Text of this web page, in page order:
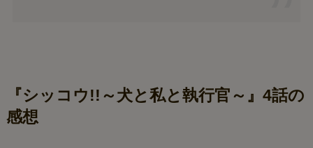
『シッコウ!!～犬と私と執行官～』4話の
感想